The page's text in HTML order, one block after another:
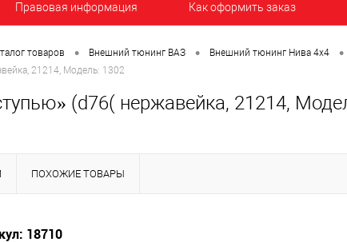
Правовая информация Как оформить заказ
товаров • Внешний тюнинг ВАЗ • Внешний тюнинг Нива 4х4 •
21214, Модель: 1302
(d76( нержавейка, 21214,
ПОХОЖИЕ ТОВАРЫ
18710